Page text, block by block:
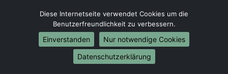
Umzug von Ulm nach Bremen
Umzug von Ulm nach Dresden
Umzug von Ulm nach Hannover
Umzug von Ulm nach Nürnberg
Umzug von Ulm nach Duisburg
Diese Internetseite verwendet Cookies um die
Benutzerfreundlichkeit zu verbessern.
Einverstanden
Nur notwendige Cookies
Datenschutzerklärung